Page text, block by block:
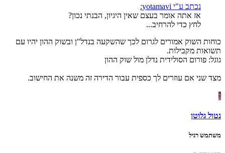
נכתב ע"י yotamavi:
אז אתה אומר בעצם שאין היגיון, הבנתי נכון?
לחץ כדי להרחיב...
כוחות השוק אמורים לגרום לכך שהשקעה בנדל"ן ובשוק ההון יהיו עם
תשואות מקבילות.
גוגל: פורום הסולידית נדלן מול שוק ההון
מצד שני אם עוזרים לך כספית עבור הדירה זה משנה את החישוב.
נ
נטול גלוטן
משתמש רגיל